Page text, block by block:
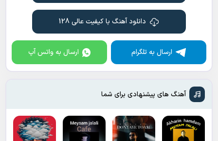
دانلود آهنگ با کیفیت عالی 128
ارسال به تلگرام ارسال به واتس آپ
آهنگ های پیشنهادی برای شما